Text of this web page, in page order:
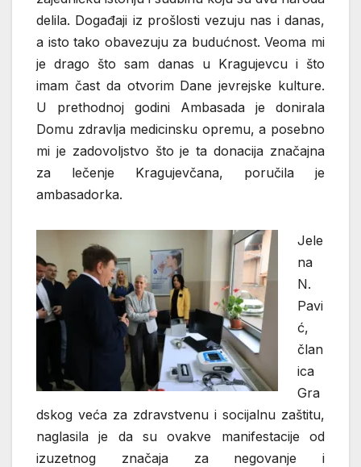
delila. Događaji iz prošlosti vezuju nas i danas,
a isto tako obavezuju za budućnost. Veoma mi
je drago što sam danas u Kragujevcu i što
imam čast da otvorim Dane jevrejske kulture.
U prethodnoj godini Ambasada je donirala
Domu zdravlja medicinsku opremu, a posebno
mi je zadovoljstvo što je ta donacija značajna
za lečenje Kragujevčana, poručila je
ambasadorka.
Jele
na
N.
Pavi
ć,
član
ica
Gra
dskog veća za zdravstvenu i socijalnu zaštitu,
naglasila je da su ovakve manifestacije od
izuzetnog značaja za negovanje i